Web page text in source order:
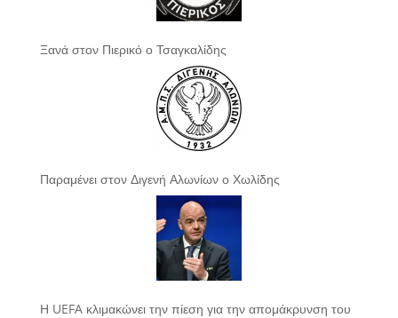
Ξανά στον Πιερικό ο Τσαγκαλίδης
Παραμένει στον Διγενή Αλωνίων ο Χωλίδης
Η UEFA κλιμακώνει την πίεση για την απομάκρυνση του